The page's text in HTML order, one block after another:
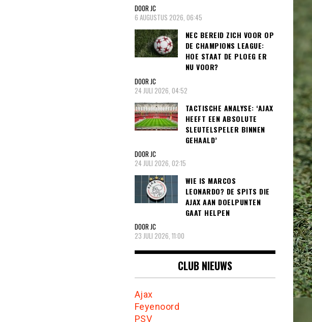
DOOR JC
6 AUGUSTUS 2026, 06:45
NEC BEREID ZICH VOOR OP
DE CHAMPIONS LEAGUE:
HOE STAAT DE PLOEG ER
NU VOOR?
DOOR JC
24 JULI 2026, 04:52
TACTISCHE ANALYSE: ‘AJAX
HEEFT EEN ABSOLUTE
SLEUTELSPELER BINNEN
GEHAALD’
DOOR JC
24 JULI 2026, 02:15
WIE IS MARCOS
LEONARDO? DE SPITS DIE
AJAX AAN DOELPUNTEN
GAAT HELPEN
DOOR JC
23 JULI 2026, 11:00
CLUB NIEUWS
Ajax
Feyenoord
PSV